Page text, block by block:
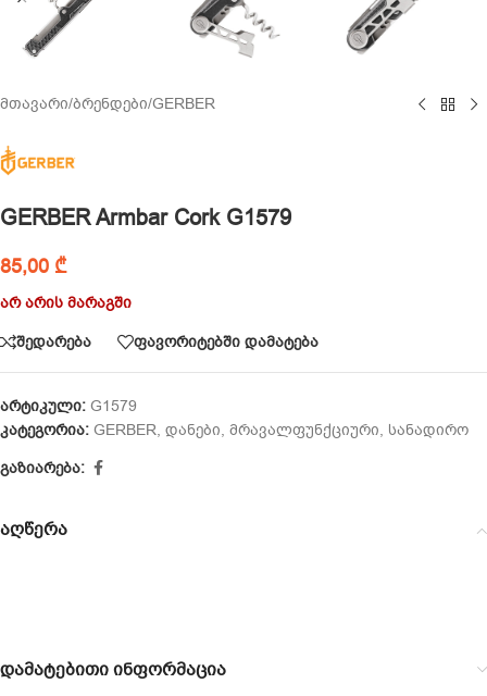
მთავარი/ბრენდები/GERBER
GERBER Armbar Cork G1579
85,00 ₾
არ არის მარაგში
შედარება
ფავორიტებში დამატება
არტიკული: G1579
კატეგორია: GERBER, დანები, მრავალფუნქციური, სანადირო
გაზიარება:
აღწერა
დამატებითი ინფორმაცია